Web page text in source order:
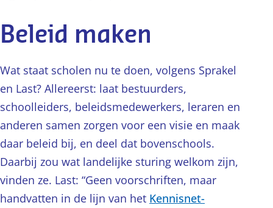
Beleid maken
Wat staat scholen nu te doen, volgens Sprakel
en Last? Allereerst: laat bestuurders,
schoolleiders, beleidsmedewerkers, leraren en
anderen samen zorgen voor een visie en maak
daar beleid bij, en deel dat bovenschools.
Daarbij zou wat landelijke sturing welkom zijn,
vinden ze. Last: “Geen voorschriften, maar
handvatten in de lijn van het Kennisnet-